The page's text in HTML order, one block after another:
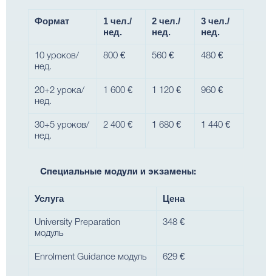
Формат
1 чел./
нед.
2 чел./
нед.
3 чел./
нед.
10 уроков/
нед.
800 € 560 € 480 €
20+2 урока/
нед.
1 600 € 1 120 € 960 €
30+5 уроков/
нед.
2 400 € 1 680 € 1 440 €
Специальные модули и экзамены:
Услуга Цена
University Preparation
модуль
348 €
Enrolment Guidance модуль 629 €